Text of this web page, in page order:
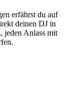
erfährst du auf
deinen DJ in
jeden Anlass mit